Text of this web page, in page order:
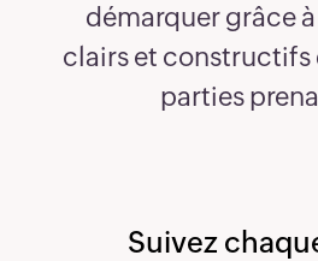
démarquer grâce
clairs et constructifs
parties
Suivez